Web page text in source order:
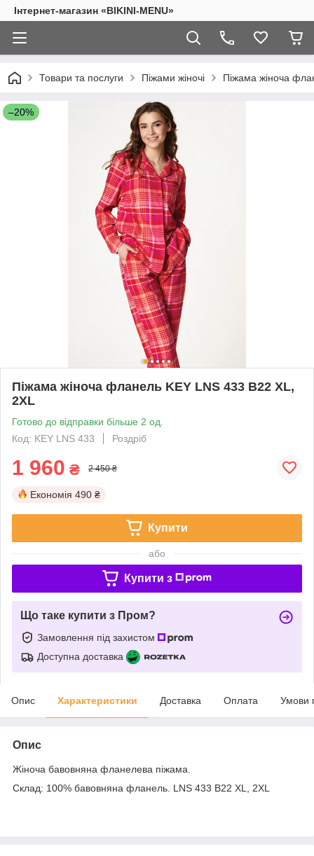
Інтернет-магазин «BIKINI-MENU»
Товари та послуги Піжами жіночі Піжама жіноча
–20%
Піжама жіноча фланель KEY LNS 433 B22 XL,
2XL
Готово до відправки більше 2 од.
Код: KEY LNS 433
Роздріб
1 960 ₴ 2 450 ₴
Економія 490 ₴
Купити
або
Купити з
Що таке купити з Пром?
Замовлення під захистом
Доступна доставка
Опис Характеристики Доставка Оплата Умови
Опис
Жіноча бавовняна фланелева піжама.
Склад: 100% бавовняна фланель. LNS 433 B22 XL, 2XL